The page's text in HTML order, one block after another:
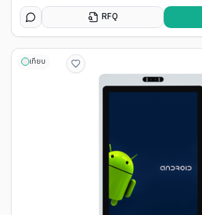
RFQ
เทียบ